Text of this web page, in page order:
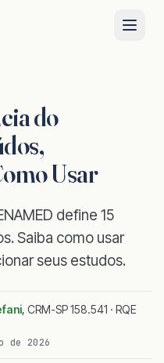
do
Usar
define 15
Saiba como usar
seus estudos.
, CRM-SP 158.541 · RQE
de 2026